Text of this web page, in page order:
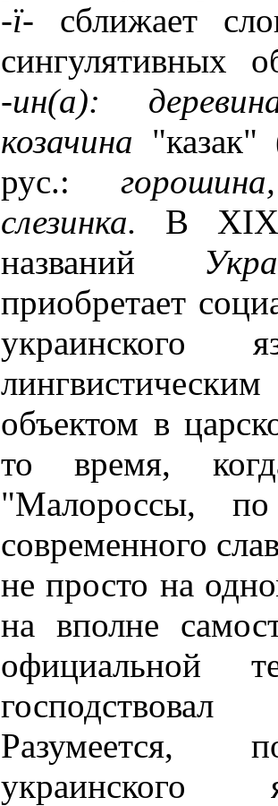
-ї- сближает
сингулятивных
-ин(а):
козачина
рус.:
слезинка. В XIX
названий
приобретает
украинского
объектом в
то время,
"Малороссы,
современного
не просто на
на вполне
официальной
Разумеется,